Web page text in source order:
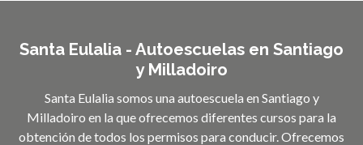
Santa Eulalia - Autoescuelas en Santiago
y Milladoiro
Santa Eulalia somos una autoescuela en Santiago y
Milladoiro en la que ofrecemos diferentes cursos para la
obtención de todos los permisos para conducir. Ofrecemos